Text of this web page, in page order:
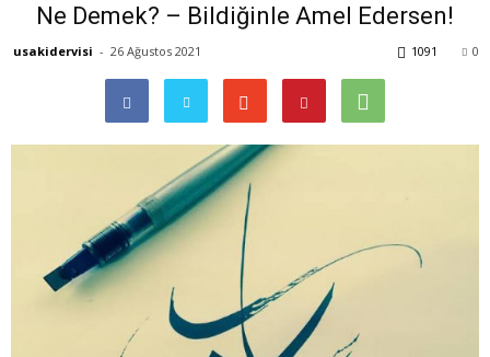
Ne Demek? – Bildiğinle Amel Edersen!
usakidervisi - 26 Ağustos 2021 0
1091